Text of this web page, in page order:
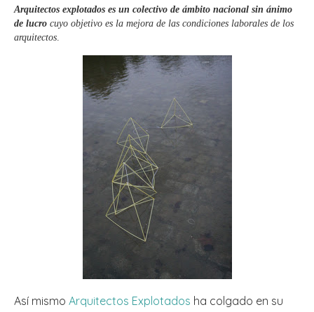
Arquitectos explotados es un colectivo de ámbito nacional sin ánimo
de lucro cuyo objetivo es la mejora de las condiciones laborales de los
arquitectos
Así mismo Arquitectos Explotados ha colgado en su